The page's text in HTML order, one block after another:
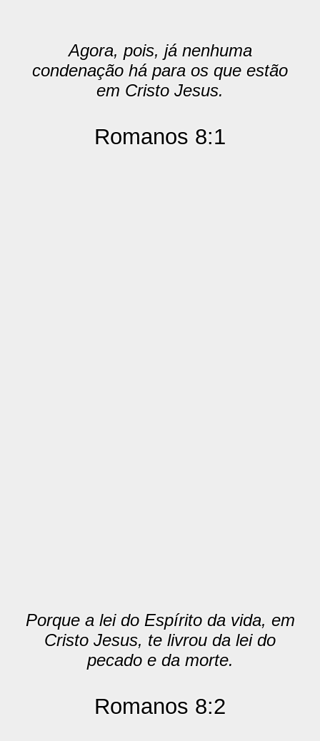
Agora, pois, já nenhuma
condenação há para os que estão
em Cristo Jesus.
Romanos 8:1
Porque a lei do Espírito da vida, em
Cristo Jesus, te livrou da lei do
pecado e da morte.
Romanos 8:2